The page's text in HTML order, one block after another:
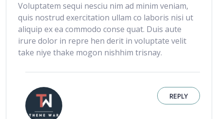
Voluptatem sequi nesciu nim ad minim veniam,
quis nostrud exercitation ullam co laboris nisi ut
aliquip ex ea commodo conse quat. Duis aute
irure dolor in repre hen derit in voluptate velit
take niye thake mogon nishhim trisnay.
REPLY